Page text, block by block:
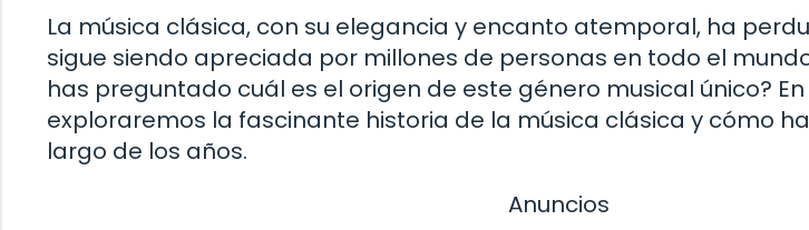
La música clásica, con su elegancia y encanto atemporal, ha
sigue siendo apreciada por millones de personas en todo el
has preguntado cuál es el origen de este género musical único?
exploraremos la fascinante historia de la música clásica y cómo
largo de los años.
Anuncios